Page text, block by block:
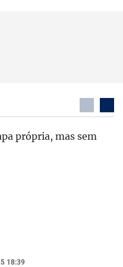
própria, mas sem
18:39